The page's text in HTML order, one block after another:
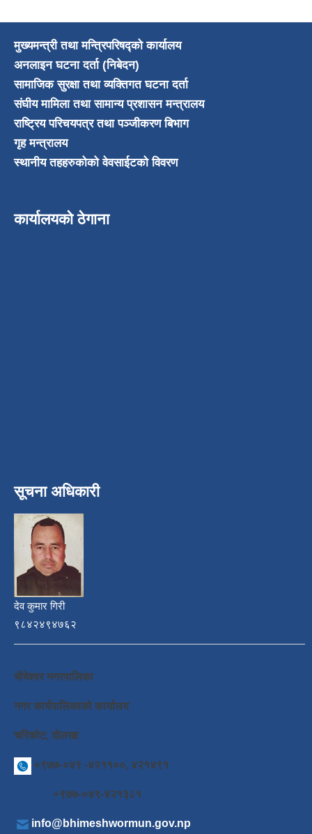
मुख्यमन्त्री तथा मन्त्रिपरिषद्को कार्यालय
अनलाइन घटना दर्ता (निबेदन)
सामाजिक सुरक्षा तथा व्यक्तिगत घटना दर्ता
संघीय मामिला तथा सामान्य प्रशासन मन्त्रालय
राष्ट्रिय परिचयपत्र तथा पञ्जीकरण बिभाग
गृह मन्त्रालय
स्थानीय तहहरुकोको वेवसाईटको विवरण
कार्यालयको ठेगाना
सूचना अधिकारी
देव कुमार गिरी
९८४२४९४७६२
भीमेश्वर नगरपालिका
नगर कार्यपालिकाको कार्यालय
चरिकोट, दोलखा
+९७७-०४९ -४२११००, ४२१४९१
+९७७-०४९-४२१३८१
info@bhimeshwormun.gov.np